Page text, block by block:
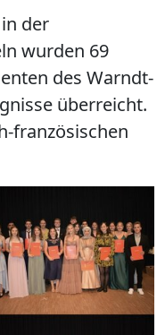
der
wurden 69
des Warndt-
überreicht.
französischen